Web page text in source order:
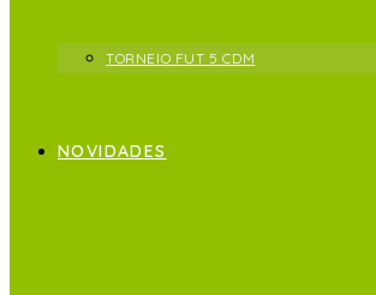
TORNEIO FUT 5 CDM
NOVIDADES